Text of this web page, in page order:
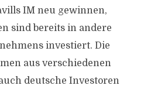
IM neu gewinnen,
sind bereits in andere
investiert. Die
aus verschiedenen
deutsche Investoren